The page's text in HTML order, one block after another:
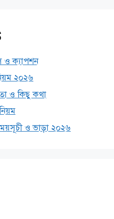
ও ক্যাপশন
২০২৬
ও কিছু কথা
ও ভাড়া ২০২৬